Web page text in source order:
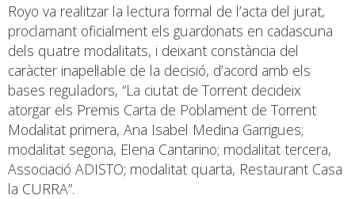
Royo va realitzar la lectura formal de l’acta del jurat,
proclamant oficialment els guardonats en cadascuna
dels quatre modalitats, i deixant constància del
caràcter inapel·lable de la decisió, d’acord amb els
bases reguladors, “La ciutat de Torrent decideix
atorgar els Premis Carta de Poblament de Torrent
Modalitat primera, Ana Isabel Medina Garrigues;
modalitat segona, Elena Cantarino; modalitat tercera,
Associació ADISTO; modalitat quarta, Restaurant Casa
la CURRA”.